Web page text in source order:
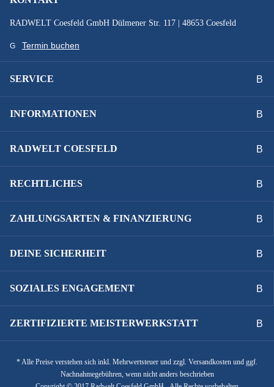
RADWELT Coesfeld GmbH Dülmener Str. 117 | 48653 Coesfeld
Termin buchen
SERVICE
INFORMATIONEN
RADWELT COESFELD
RECHTLICHES
ZAHLUNGSARTEN & FINANZIERUNG
DEINE SICHERHEIT
SOZIALES ENGAGEMENT
ZERTIFIZIERTE MEISTERWERKSTATT
* Alle Preise verstehen sich inkl. Mehrwertsteuer und zzgl. Versandkosten und ggf.
Nachnahmegebühren, wenn nicht anders beschrieben